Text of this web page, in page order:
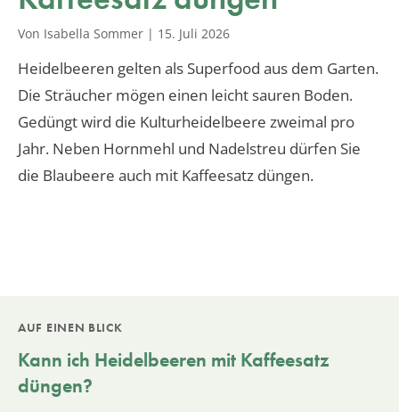
Von Isabella Sommer | 15. Juli 2026
Heidelbeeren gelten als Superfood aus dem Garten.
Die Sträucher mögen einen leicht sauren Boden.
Gedüngt wird die Kulturheidelbeere zweimal pro
Jahr. Neben Hornmehl und Nadelstreu dürfen Sie
die Blaubeere auch mit Kaffeesatz düngen.
AUF EINEN BLICK
Kann ich Heidelbeeren mit Kaffeesatz
düngen?